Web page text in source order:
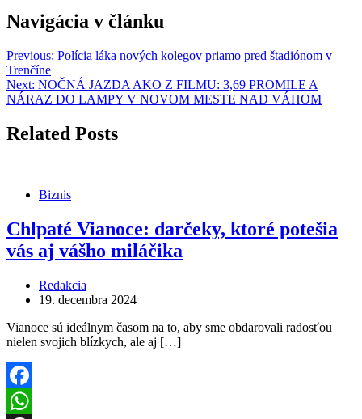
Navigácia v článku
Previous: Polícia láka nových kolegov priamo pred štadiónom v
Trenčíne
Next: NOČNÁ JAZDA AKO Z FILMU: 3,69 PROMILE A
NÁRAZ DO LAMPY V NOVOM MESTE NAD VÁHOM
Related Posts
Biznis
Chlpaté Vianoce: darčeky, ktoré potešia
vás aj vášho miláčika
Redakcia
19. decembra 2024
Vianoce sú ideálnym časom na to, aby sme obdarovali radosťou
nielen svojich blízkych, ale aj […]
Facebook